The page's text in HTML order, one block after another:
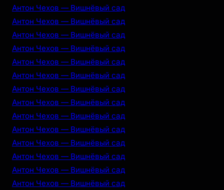
Антон Чехов — Вишнёвый сад
Антон Чехов — Вишнёвый сад
Антон Чехов — Вишнёвый сад
Антон Чехов — Вишнёвый сад
Антон Чехов — Вишнёвый сад
Антон Чехов — Вишнёвый сад
Антон Чехов — Вишнёвый сад
Антон Чехов — Вишнёвый сад
Антон Чехов — Вишнёвый сад
Антон Чехов — Вишнёвый сад
Антон Чехов — Вишнёвый сад
Антон Чехов — Вишнёвый сад
Антон Чехов — Вишнёвый сад
Антон Чехов — Вишнёвый сад